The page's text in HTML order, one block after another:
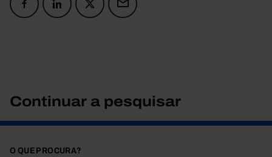
Continuar a pesquisar
O QUE PROCURA?